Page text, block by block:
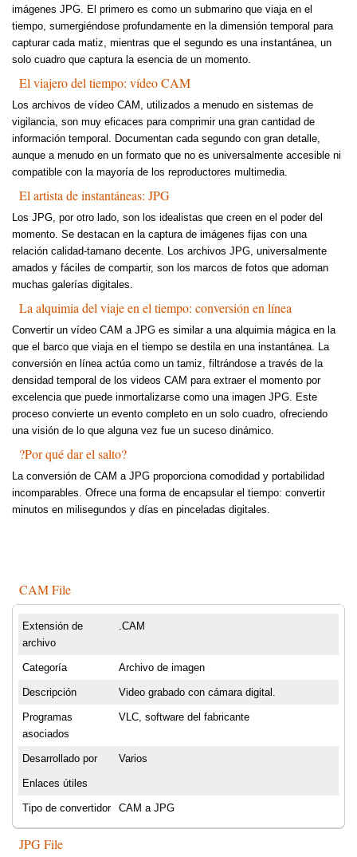
imágenes JPG. El primero es como un submarino que viaja en el
tiempo, sumergiéndose profundamente en la dimensión temporal para
capturar cada matiz, mientras que el segundo es una instantánea, un
solo cuadro que captura la esencia de un momento.
El viajero del tiempo: vídeo CAM
Los archivos de vídeo CAM, utilizados a menudo en sistemas de
vigilancia, son muy eficaces para comprimir una gran cantidad de
información temporal. Documentan cada segundo con gran detalle,
aunque a menudo en un formato que no es universalmente accesible ni
compatible con la mayoría de los reproductores multimedia.
El artista de instantáneas: JPG
Los JPG, por otro lado, son los idealistas que creen en el poder del
momento. Se destacan en la captura de imágenes fijas con una
relación calidad-tamano decente. Los archivos JPG, universalmente
amados y fáciles de compartir, son los marcos de fotos que adornan
muchas galerías digitales.
La alquimia del viaje en el tiempo: conversión en línea
Convertir un vídeo CAM a JPG es similar a una alquimia mágica en la
que el barco que viaja en el tiempo se destila en una instantánea. La
conversión en línea actúa como un tamiz, filtrándose a través de la
densidad temporal de los videos CAM para extraer el momento por
excelencia que puede inmortalizarse como una imagen JPG. Este
proceso convierte un evento completo en un solo cuadro, ofreciendo
una visión de lo que alguna vez fue un suceso dinámico.
?Por qué dar el salto?
La conversión de CAM a JPG proporciona comodidad y portabilidad
incomparables. Ofrece una forma de encapsular el tiempo: convertir
minutos en milisegundos y días en pinceladas digitales.
CAM File
Extensión de
archivo
.CAM
Categoría Archivo de imagen
Descripción Video grabado con cámara digital.
Programas
asociados
VLC, software del fabricante
Desarrollado por Varios
Enlaces útiles
Tipo de convertidor CAM a JPG
JPG File